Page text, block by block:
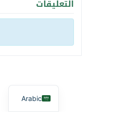
التعليقات
Arabic